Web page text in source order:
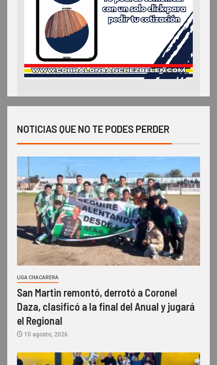
NOTICIAS QUE NO TE PODES PERDER
LIGA CHACARERA
San Martin remontó, derrotó a Coronel
Daza, clasificó a la final del Anual y jugará
el Regional
10 agosto, 2026